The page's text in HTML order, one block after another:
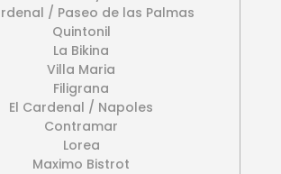
/ Paseo de las Palmas
Quintonil
La Bikina
Villa Maria
Filigrana
El Cardenal / Napoles
Contramar
Lorea
Maximo Bistrot